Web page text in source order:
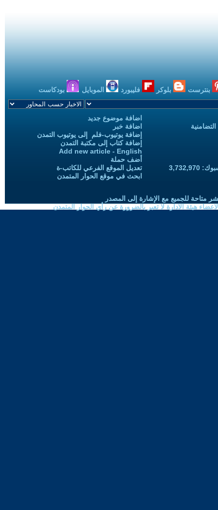
بنترست بلوكر فليبورد الموبايل بودكاست
اضافة موضوع جديد
اضافة خبر
إضافة يوتيوب-فلم إلى يوتيوب التمدن
إضافة كتاب إلى مكتبة التمدن
Add new article - English
أضف حملة
تعديل الموقع الفرعي للكاتب-ة
ابحث في موقع الحوار المتمدن
متاحة للجميع مع الإشارة إلى المصدر
هيئة الادارة لا تعبر بالضرورة عن رأي الحوار المتمدن